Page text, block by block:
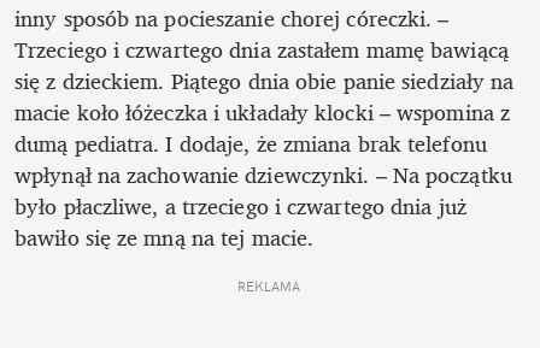
inny sposób na pocieszanie chorej córeczki. –
Trzeciego i czwartego dnia zastałem mamę bawiącą
się z dzieckiem. Piątego dnia obie panie siedziały na
macie koło łóżeczka i układały klocki – wspomina z
dumą pediatra. I dodaje, że zmiana brak telefonu
wpłynął na zachowanie dziewczynki. – Na początku
było płaczliwe, a trzeciego i czwartego dnia już
bawiło się ze mną na tej macie.
REKLAMA